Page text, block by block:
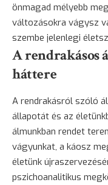
önmagad mélyebb
változásokra vágysz
szembe jelenlegi
A rendrakásos
háttere
A rendrakásról szóló
állapotát és az
álmunkban rendet
vágyunkat, a káosz
életünk
pszichoanalitikus